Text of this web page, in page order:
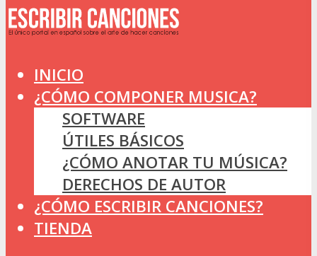
INICIO
¿CÓMO COMPONER MUSICA?
SOFTWARE
ÚTILES BÁSICOS
¿CÓMO ANOTAR TU MÚSICA?
DERECHOS DE AUTOR
¿CÓMO ESCRIBIR CANCIONES?
TIENDA